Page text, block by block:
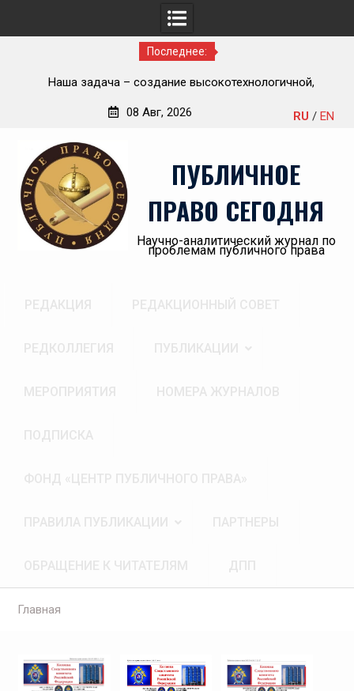
Последнее:
Наша задача – создание высокотехнологичной,
экспертной системы России
RU /EN
08 Авг, 2026
содержимому
ПУБЛИЧНОЕ
ПРАВО СЕГОДНЯ
Научно-аналитический журнал по
проблемам публичного права
Главная